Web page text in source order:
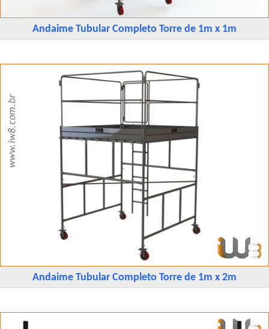
Andaime Tubular Completo Torre de 1m x 1m
Andaime Tubular Completo Torre de 1m x 2m